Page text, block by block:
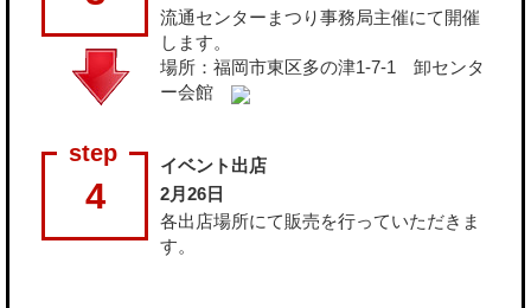
流通センターまつり事務局主催にて開催
します。
場所：福岡市東区多の津1-7-1 卸センタ
ー会館
4
イベント出店
2月26日
各出店場所にて販売を行っていただきま
す。